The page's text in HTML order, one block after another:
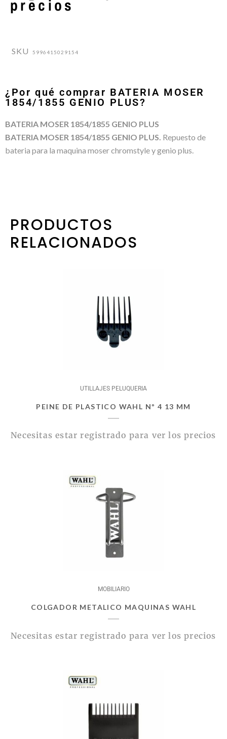
precios
SKU 5996415029154
¿Por qué comprar BATERIA MOSER
1854/1855 GENIO PLUS?
BATERIA MOSER 1854/1855 GENIO PLUS
BATERIA MOSER 1854/1855 GENIO PLUS. Repuesto de
bateria para la maquina moser chromstyle y genio plus.
PRODUCTOS
RELACIONADOS
UTILLAJES PELUQUERIA
PEINE DE PLASTICO WAHL Nº 4 13 MM
Necesitas estar registrado para ver los precios
MOBILIARIO
COLGADOR METALICO MAQUINAS WAHL
Necesitas estar registrado para ver los precios